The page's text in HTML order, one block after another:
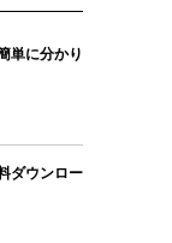
単に分かり
ダウンロー